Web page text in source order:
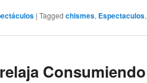
|Tagged chismes, Espectaculos